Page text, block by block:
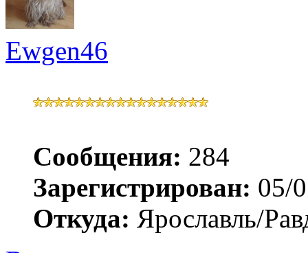
Ewgen46
Сообщения: 284
Зарегистрирован: 05/
Откуда: Ярославль/